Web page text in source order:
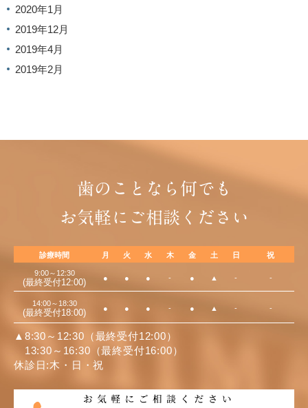
2020年1月
2019年12月
2019年4月
2019年2月
歯のことなら何でも
お気軽にご相談ください
診療時間 月 火 水 木 金 土 日 祝
9:00～12:30
(最終受付12:00) ● ● ● - ● ▲ - -
14:00～18:30
(最終受付18:00) ● ● ● - ● ▲ - -
▲8:30～12:30（最終受付12:00）
13:30～16:30（最終受付16:00）
休診日:木・日・祝